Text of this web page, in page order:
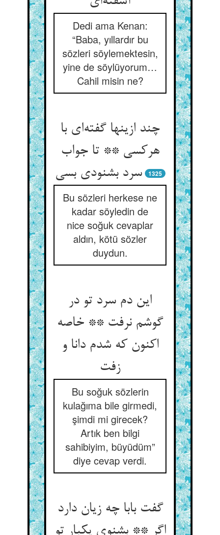
Dedi ama Kenan:
“Baba, yıllardır bu
sözleri söylemektesin,
yine de söylüyorum…
Cahil misin ne?
چند ازینها گفته‌ای با
هرکسی ** تا جواب
سرد بشنودی بسی
1325
Bu sözleri herkese ne
kadar söyledin de
nice soğuk cevaplar
aldın, kötü sözler
duydun.
این دم سرد تو در
گوشم نرفت ** خاصه
اکنون که شدم دانا و
زفت
Bu soğuk sözlerin
kulağıma bile girmedi,
şimdi mi girecek?
Artık ben bilgi
sahibiyim, büyüdüm”
diye cevap verdi.
گفت بابا چه زیان دارد
اگر ** بشنوی یکبار تو